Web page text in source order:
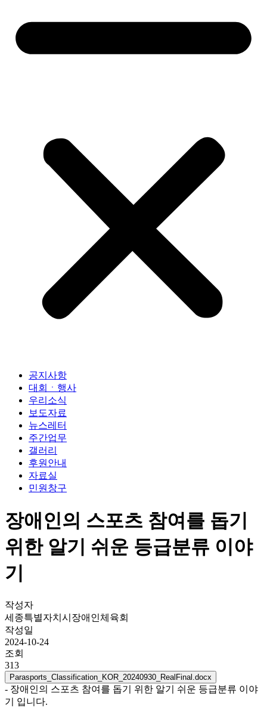
공지사항
대회ㆍ행사
우리소식
보도자료
뉴스레터
주간업무
갤러리
후원안내
자료실
민원창구
장애인의 스포츠 참여를 돕기
위한 알기 쉬운 등급분류 이야
기
작성자
세종특별자치시장애인체육회
작성일
2024-10-24
조회
313
Parasports_Classification_KOR_20240930_RealFinal.docx
- 장애인의 스포츠 참여를 돕기 위한 알기 쉬운 등급분류 이야
기 입니다.